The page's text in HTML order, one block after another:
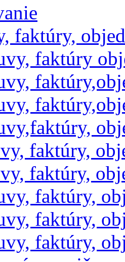
faktúry,
faktúry
faktúry,
faktúry,
faktúry,
faktúry,
faktúry,